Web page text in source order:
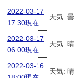
2022-03-17
17:30現在
天気: 曇
2022-03-17
06:00現在
天気: 晴
2022-03-16
天気: 晴